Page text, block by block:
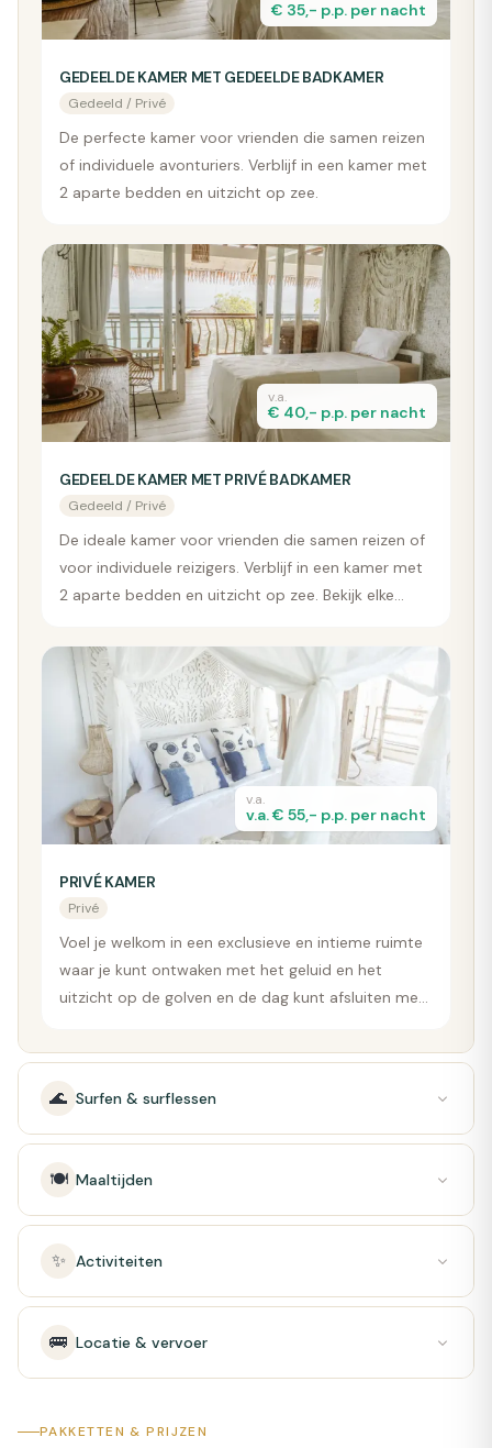
€ 35,- p.p. per nacht
GEDEELDE KAMER MET GEDEELDE BADKAMER
Gedeeld / Privé
De perfecte kamer voor vrienden die samen reizen
of individuele avonturiers. Verblijf in een kamer met
2 aparte bedden en uitzicht op zee.
v.a.
€ 40,- p.p. per nacht
GEDEELDE KAMER MET PRIVÉ BADKAMER
Gedeeld / Privé
De ideale kamer voor vrienden die samen reizen of
voor individuele reizigers. Verblijf in een kamer met
2 aparte bedden en uitzicht op zee. Bekijk elke
zonsondergangen die Bali te bieden heeft. Met
eigen badkamer
v.a.
v.a. € 55,- p.p. per nacht
PRIVÉ KAMER
Privé
Voel je welkom in een exclusieve en intieme ruimte
waar je kunt ontwaken met het geluid en het
uitzicht op de golven en de dag kunt afsluiten met
privébadkamer.
🌊 Surfen & surflessen
🍽️ Maaltijden
✨ Activiteiten
🚌 Locatie & vervoer
PAKKETTEN & PRIJZEN